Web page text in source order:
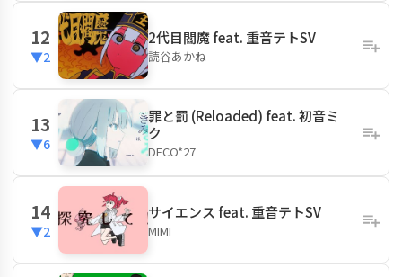
12
▼2
2代目閻魔 feat. 重音テトSV
読谷あかね
13
▼6
罪と罰 (Reloaded) feat. 初音ミ
ク
DECO*27
14
▼2
サイエンス feat. 重音テトSV
MIMI